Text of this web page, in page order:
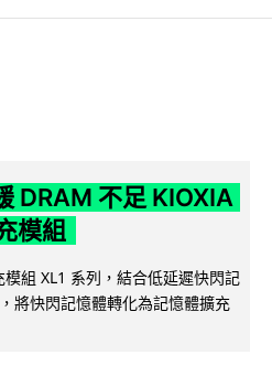
DRAM 不足 KIOXIA
模組
組 XL1 系列，結合低延遲快閃記
將快閃記憶體轉化為記憶體擴充